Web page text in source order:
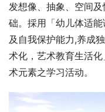
发想像、抽象、空间
础。採用「幼儿体适
及自我保护能力,养成
术化，艺术教育生活
术元素之学习活动。